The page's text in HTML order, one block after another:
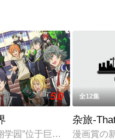
高清未删减完整版动
year of high schoo
5.0
学园”位于巨大学园都市群
全12集
杂旅-
漫画賞の